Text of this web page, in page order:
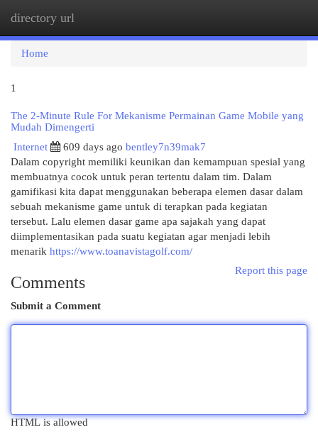
directory url
Home
1
The 2-Minute Rule For Mekanisme Permainan Game Mobile yang
Mudah Dimengerti
Internet
609 days ago bentley7n39mak7
Dalam copyright memiliki keunikan dan kemampuan spesial yang
membuatnya cocok untuk peran tertentu dalam tim. Dalam
gamifikasi kita dapat menggunakan beberapa elemen dasar dalam
sebuah mekanisme game untuk di terapkan pada kegiatan
tersebut. Lalu elemen dasar game apa sajakah yang dapat
diimplementasikan pada suatu kegiatan agar menjadi lebih
menarik https://www.toanavistagolf.com/
Report this page
Comments
Submit a Comment
HTML is allowed